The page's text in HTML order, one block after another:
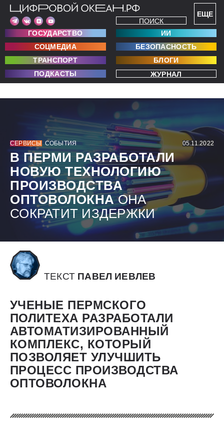
ЕЩЕ
ПОИСК
ГОСУДАРСТВО
ИИ
СОЦМЕДИА
БЕЗОПАСНОСТЬ
ТРАНСПОРТ
БЛОГИ
ПОДКАСТЫ
ЖУРНАЛ
СЕРВИСЫ СОБЫТИЯ 05.11.2022
В ПЕРМИ РАЗРАБОТАЛИ
НОВУЮ ТЕХНОЛОГИЮ
ПРОИЗВОДСТВА
ОПТОВОЛОКНАОНА
СОКРАТИТ ИЗДЕРЖКИ
ТЕКСТ ПАВЕЛ ИЕВЛЕВ
УЧЕНЫЕ ПЕРМСКОГО
ПОЛИТЕХА РАЗРАБОТАЛИ
АВТОМАТИЗИРОВАННЫЙ
КОМПЛЕКС, КОТОРЫЙ
ПОЗВОЛЯЕТ УЛУЧШИТЬ
ПРОЦЕСС ПРОИЗВОДСТВА
ОПТОВОЛОКНА